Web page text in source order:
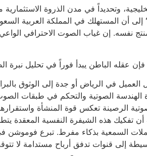
وتحديداً في مدن الذروة الاستثمارية
إلى أن المستهلك في المملكة العربية
نفسه. إن غياب الصوت الاحترافي
عقله الباطن يبدأ فوراً في تحليل نبرة
العميل في الرياض أو جدة إلى الوثوق
الهندسة الصوتية والتحكم في طبقات
الرصينة تعكس قوة المنشأة
أن تفكيك هذه الشيفرة النفسية المعقدة
السمعية بذكاء مفرط. تبرع فوموشن في
إلى قنوات تدفق أرباح مستدامة لا